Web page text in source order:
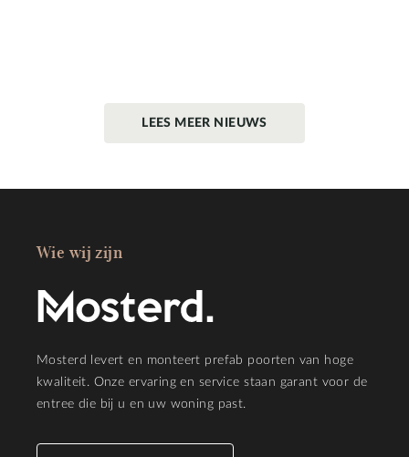
LEES MEER NIEUWS
Wie wij zijn
Mosterd levert en monteert prefab poorten van hoge
kwaliteit. Onze ervaring en service staan garant voor de
entree die bij u en uw woning past.